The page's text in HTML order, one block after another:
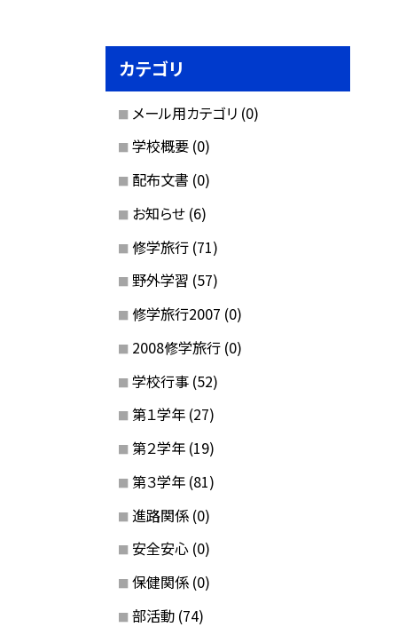
カテゴリ
メール用カテゴリ (0)
学校概要 (0)
配布文書 (0)
お知らせ (6)
修学旅行 (71)
野外学習 (57)
修学旅行2007 (0)
2008修学旅行 (0)
学校行事 (52)
第１学年 (27)
第２学年 (19)
第３学年 (81)
進路関係 (0)
安全安心 (0)
保健関係 (0)
部活動 (74)